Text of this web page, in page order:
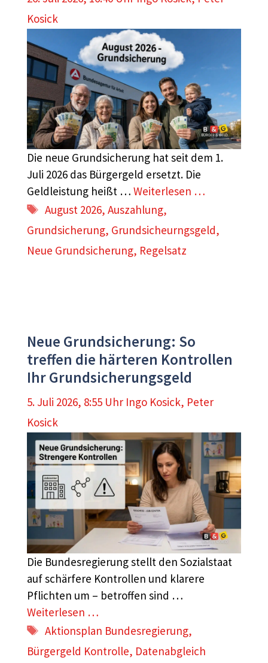
Kosick
Die neue Grundsicherung hat seit dem 1.
Juli 2026 das Bürgergeld ersetzt. Die
Geldleistung heißt … Weiterlesen …
Schlagwörter
August 2026,Auszahlung,
Grundsicherung, Grundsicheurngsgeld,
Neue Grundsicherung, Regelsatz
Neue Grundsicherung: So
treffen die härteren Kontrollen
Ihr Grundsicherungsgeld
5. Juli 2026, 8:55 Uhr Ingo Kosick, Peter
Kosick
Die Bundesregierung stellt den Sozialstaat
auf schärfere Kontrollen und klarere
Pflichten um – betroffen sind …
Weiterlesen …
Schlagwörter
Aktionsplan Bundesregierung,
Bürgergeld Kontrolle, Datenabgleich